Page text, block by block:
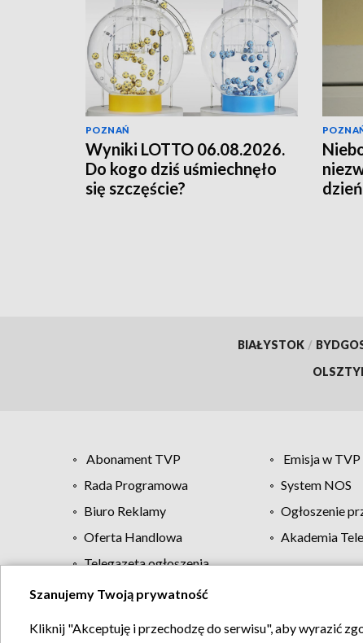
POZNAŃ
Wyniki LOTTO 06.08.2026.
Do kogo dziś uśmiechnęło
się szczęście?
BIAŁYSTOK /
Abonament TVP Emisja w TVP
Rada Programowa
System NOS
Biuro Reklamy
Ogłoszenie
Oferta Handlowa
Akademia
Telegazeta ogłoszenia
Regulamin TVP
Szanujemy Twoją prywatność
Kliknij "Akceptuję i przechodzę do serwisu", aby wyrazić